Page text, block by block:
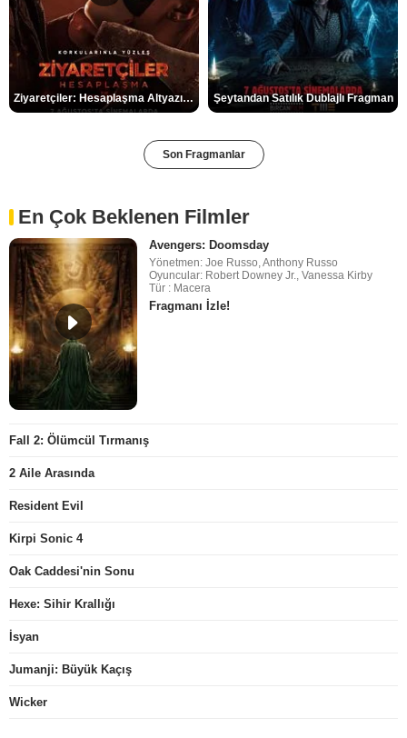
Ziyaretçiler: Hesaplaşma Altyazılı Fragman Şeytandan Satılık Dublajlı Fragman
Son Fragmanlar
En Çok Beklenen Filmler
Avengers: Doomsday
Yönetmen: Joe Russo, Anthony Russo
Oyuncular: Robert Downey Jr., Vanessa Kirby
Tür : Macera
Fragmanı İzle!
Fall 2: Ölümcül Tırmanış
2 Aile Arasında
Resident Evil
Kirpi Sonic 4
Oak Caddesi'nin Sonu
Hexe: Sihir Krallığı
İsyan
Jumanji: Büyük Kaçış
Wicker